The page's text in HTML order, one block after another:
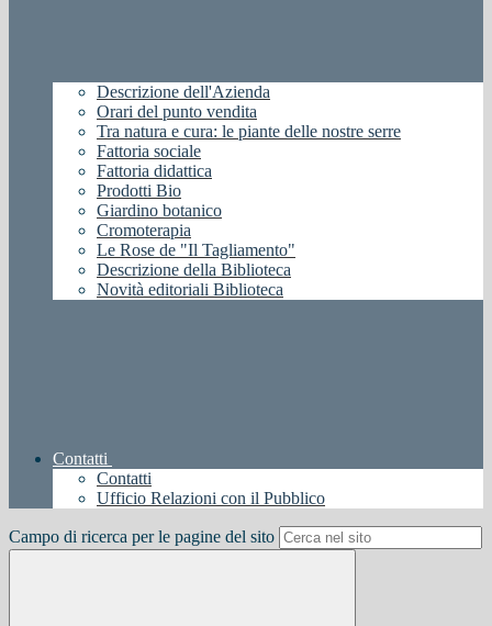
Descrizione dell'Azienda
Orari del punto vendita
Tra natura e cura: le piante delle nostre serre
Fattoria sociale
Fattoria didattica
Prodotti Bio
Giardino botanico
Cromoterapia
Le Rose de "Il Tagliamento"
Descrizione della Biblioteca
Novità editoriali Biblioteca
Contatti
Contatti
Ufficio Relazioni con il Pubblico
Campo di ricerca per le pagine del sito